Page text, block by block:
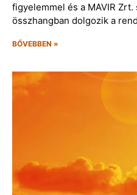
figyelemmel és a MAVIR
összhangban dolgozik a
BŐVEBBEN »